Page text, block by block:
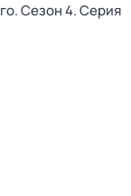
. Сезон 4. Серия